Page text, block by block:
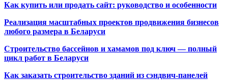
Как купить или продать сайт: руководство и особенности
Реализация масштабных проектов продвижения бизнесов
любого размера в Беларуси
Строительство бассейнов и хамамов под ключ — полный
цикл работ в Беларуси
Как заказать строительство зданий из сэндвич-панелей